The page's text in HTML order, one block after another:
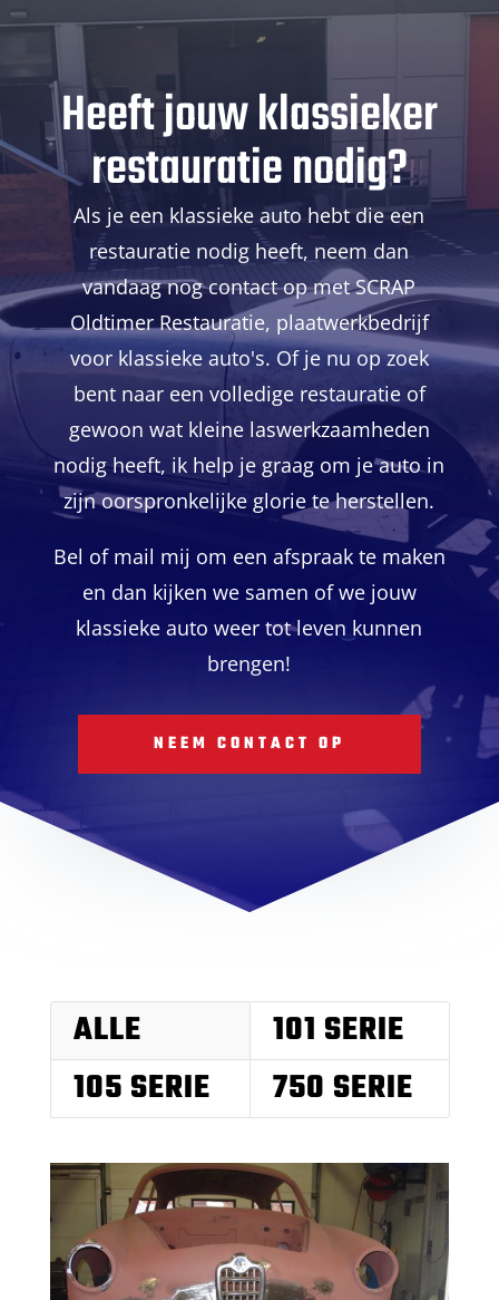
Heeft jouw klassieker
restauratie nodig?
Als je een klassieke auto hebt die een
restauratie nodig heeft, neem dan
vandaag nog contact op met SCRAP
Oldtimer Restauratie, plaatwerkbedrijf
voor klassieke auto's. Of je nu op zoek
bent naar een volledige restauratie of
gewoon wat kleine laswerkzaamheden
nodig heeft, ik help je graag om je auto in
zijn oorspronkelijke glorie te herstellen.
Bel of mail mij om een afspraak te maken
en dan kijken we samen of we jouw
klassieke auto weer tot leven kunnen
brengen!
NEEM CONTACT OP
ALLE
101 SERIE
105 SERIE
750 SERIE